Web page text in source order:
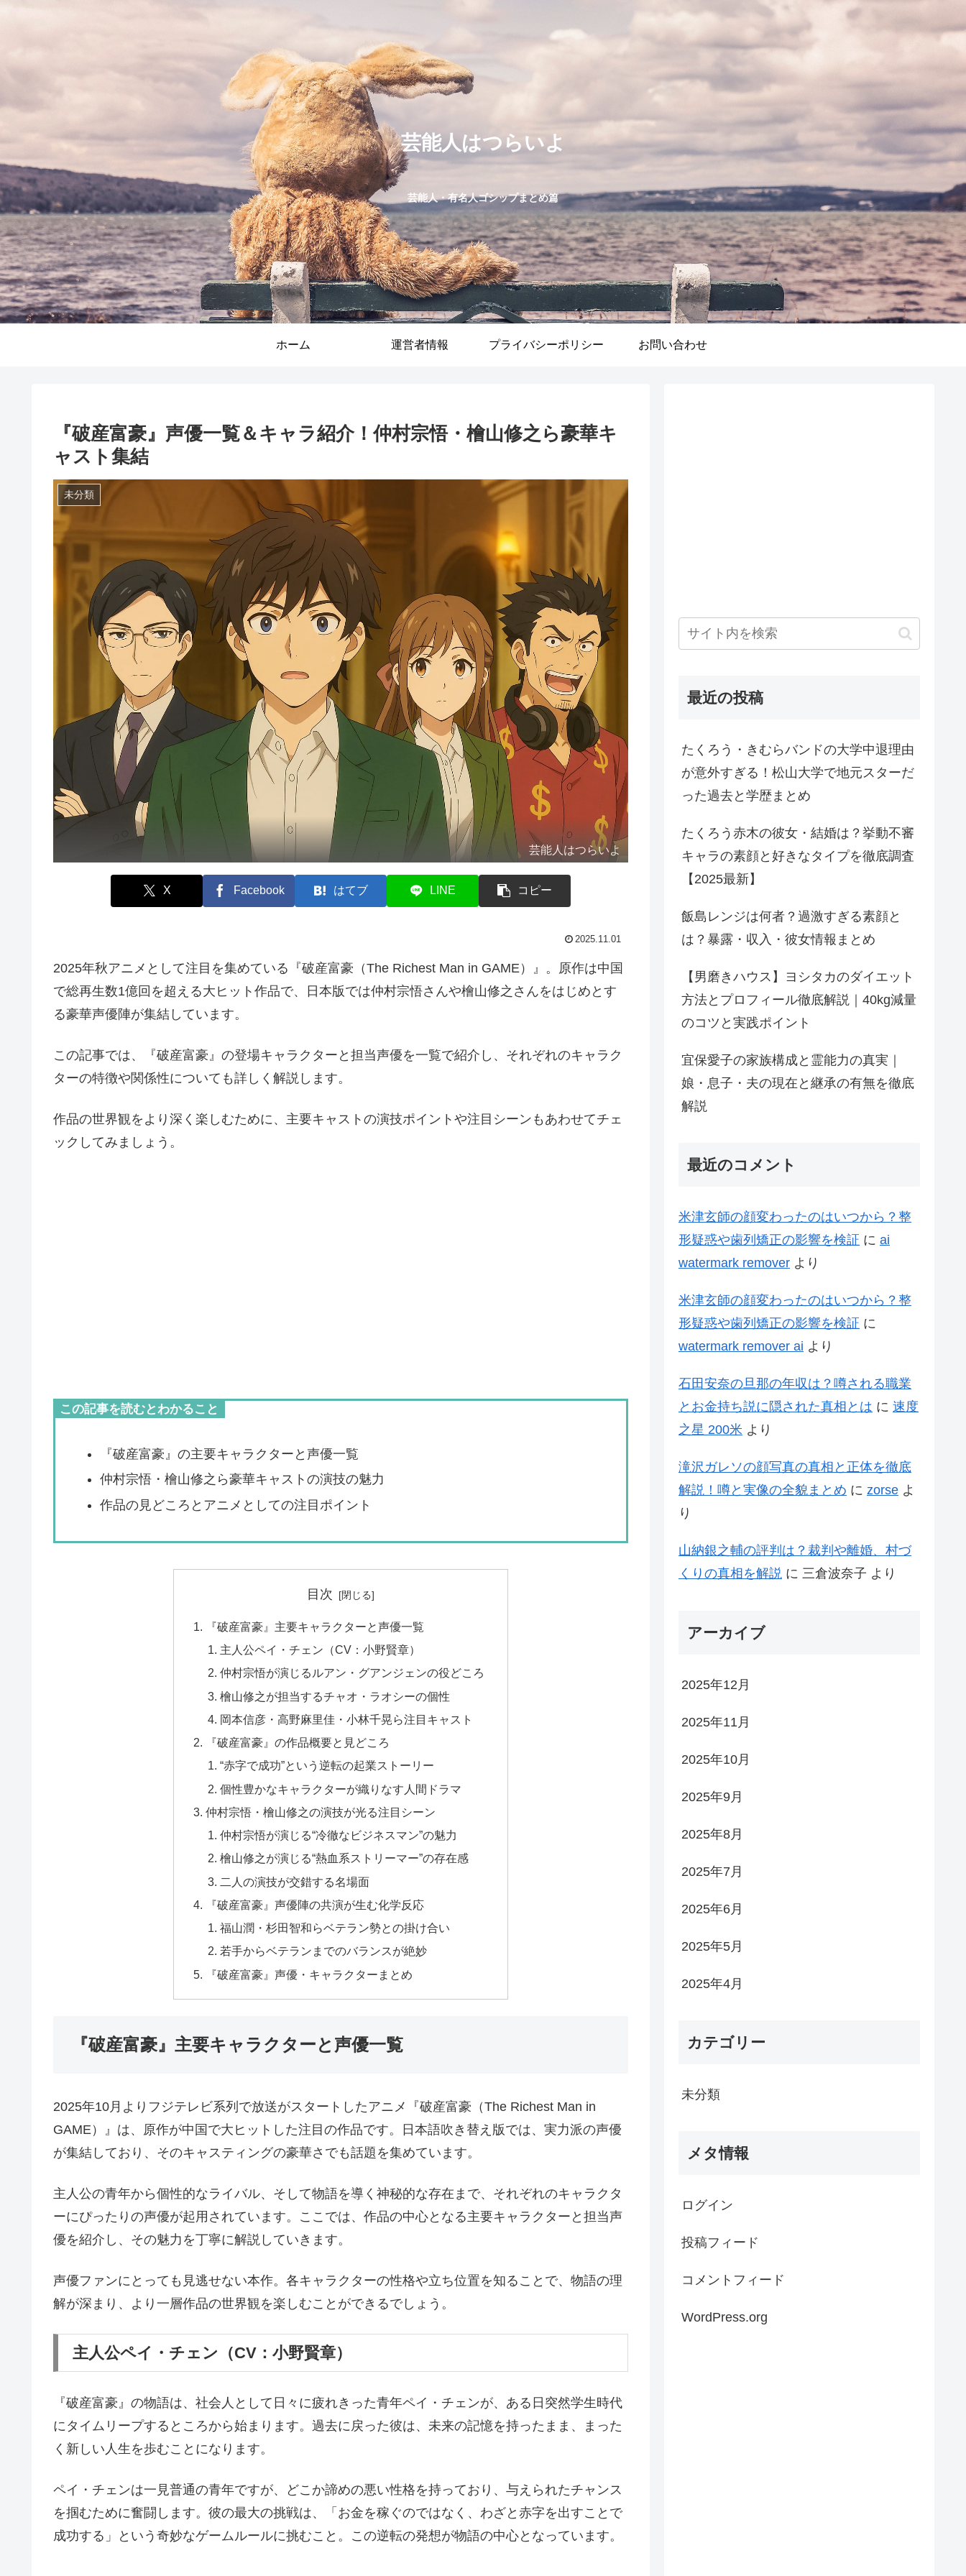
芸能人はつらいよ
芸能人・有名人ゴシップまとめ篇
ホーム 運営者情報 プライバシーポリシー お問い合わせ
『破産富豪』声優一覧＆キャラ紹介！仲村宗悟・檜山修之ら豪華キ
ャスト集結
未分類
芸能人はつらいよ
X Facebook はてブ LINE コピー
2025.11.01
2025年秋アニメとして注目を集めている『破産富豪（The Richest Man in GAME）』。原作は中国
で総再生数1億回を超える大ヒット作品で、日本版では仲村宗悟さんや檜山修之さんをはじめとす
る豪華声優陣が集結しています。
この記事では、『破産富豪』の登場キャラクターと担当声優を一覧で紹介し、それぞれのキャラク
ターの特徴や関係性についても詳しく解説します。
作品の世界観をより深く楽しむために、主要キャストの演技ポイントや注目シーンもあわせてチェ
ックしてみましょう。
この記事を読むとわかること
『破産富豪』の主要キャラクターと声優一覧
仲村宗悟・檜山修之ら豪華キャストの演技の魅力
作品の見どころとアニメとしての注目ポイント
目次
『破産富豪』主要キャラクターと声優一覧
主人公ペイ・チェン（CV：小野賢章）
仲村宗悟が演じるルアン・グアンジェンの役どころ
檜山修之が担当するチャオ・ラオシーの個性
岡本信彦・高野麻里佳・小林千晃ら注目キャスト
『破産富豪』の作品概要と見どころ
“赤字で成功”という逆転の起業ストーリー
個性豊かなキャラクターが織りなす人間ドラマ
仲村宗悟・檜山修之の演技が光る注目シーン
仲村宗悟が演じる“冷徹なビジネスマン”の魅力
檜山修之が演じる“熱血系ストリーマー”の存在感
二人の演技が交錯する名場面
『破産富豪』声優陣の共演が生む化学反応
福山潤・杉田智和らベテラン勢との掛け合い
若手からベテランまでのバランスが絶妙
『破産富豪』声優・キャラクターまとめ
『破産富豪』主要キャラクターと声優一覧
2025年10月よりフジテレビ系列で放送がスタートしたアニメ『破産富豪（The Richest Man in
GAME）』は、原作が中国で大ヒットした注目の作品です。日本語吹き替え版では、実力派の声優
が集結しており、そのキャスティングの豪華さでも話題を集めています。
主人公の青年から個性的なライバル、そして物語を導く神秘的な存在まで、それぞれのキャラクタ
ーにぴったりの声優が起用されています。ここでは、作品の中心となる主要キャラクターと担当声
優を紹介し、その魅力を丁寧に解説していきます。
声優ファンにとっても見逃せない本作。各キャラクターの性格や立ち位置を知ることで、物語の理
解が深まり、より一層作品の世界観を楽しむことができるでしょう。
主人公ペイ・チェン（CV：小野賢章）
『破産富豪』の物語は、社会人として日々に疲れきった青年ペイ・チェンが、ある日突然学生時代
にタイムリープするところから始まります。過去に戻った彼は、未来の記憶を持ったまま、まった
く新しい人生を歩むことになります。
ペイ・チェンは一見普通の青年ですが、どこか諦めの悪い性格を持っており、与えられたチャンス
を掴むために奮闘します。彼の最大の挑戦は、「お金を稼ぐのではなく、わざと赤字を出すことで
成功する」という奇妙なゲームルールに挑むこと。この逆転の発想が物語の中心となっています。
最近の投稿
たくろう・きむらバンドの大学中退理由
が意外すぎる！松山大学で地元スターだ
った過去と学歴まとめ
たくろう赤木の彼女・結婚は？挙動不審
キャラの素顔と好きなタイプを徹底調査
【2025最新】
飯島レンジは何者？過激すぎる素顔と
は？暴露・収入・彼女情報まとめ
【男磨きハウス】ヨシタカのダイエット
方法とプロフィール徹底解説｜40kg減量
のコツと実践ポイント
宜保愛子の家族構成と霊能力の真実｜
娘・息子・夫の現在と継承の有無を徹底
解説
最近のコメント
米津玄師の顔変わったのはいつから？整
形疑惑や歯列矯正の影響を検証 に ai
watermark remover より
米津玄師の顔変わったのはいつから？整
形疑惑や歯列矯正の影響を検証 に
watermark remover ai より
石田安奈の旦那の年収は？噂される職業
とお金持ち説に隠された真相とは に 速度
之星 200米 より
滝沢ガレソの顔写真の真相と正体を徹底
解説！噂と実像の全貌まとめ に zorse よ
り
山納銀之輔の評判は？裁判や離婚、村づ
くりの真相を解説 に 三倉波奈子 より
アーカイブ
2025年12月
2025年11月
2025年10月
2025年9月
2025年8月
2025年7月
2025年6月
2025年5月
2025年4月
カテゴリー
未分類
メタ情報
ログイン
投稿フィード
コメントフィード
WordPress.org